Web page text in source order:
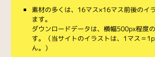
素材の多くは、16マス×16マス前後のイ
ます。
ダウンロードデータは、横幅500px程度
す。（当サイトのイラストは、1マス＝
ん。）